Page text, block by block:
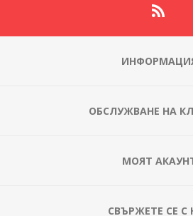
ОБСЛУЖВАНЕ НА
МОЯТ
СВЪРЖЕТЕ СЕ С